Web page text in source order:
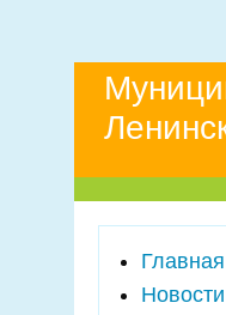
Главная
Новости